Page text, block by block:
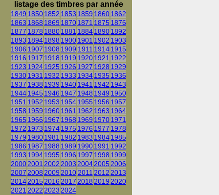
listage des timbres par année
1849 18501852 1853 1859 18601862
1863 1868 1869 18701871 1875 1876
1877 1878 18801881 188418901892
1893 18941898 19001901 1902 1903
1906 1907 1908 1909 1911 19141915
1916 1917 1918 1919 19201921 1922
1923 19241925 1926 1927 1928 1929
19301931 1932 1933 19341935 1936
1937 1938 1939 19401941 1942 1943
19441945 1946 1947 1948 1949 1950
1951 1952 1953 19541955 1956 1957
1958 1959 19601961 1962 1963 1964
1965 1966 1967 1968 1969 19701971
1972 1973 19741975 1976 1977 1978
1979 19801981 1982 1983 19841985
1986 1987 1988 1989 19901991 1992
1993 19941995 1996 1997 1998 1999
2000200120022003200420052006
2007200820092010201120122013
2014201520162017201820192020
2021202220232024